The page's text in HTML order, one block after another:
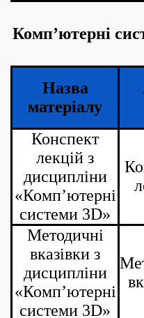
Комп’ютерні
Назва
матеріалу
Конспект
лекцій з
дисципліни
«Комп’ютерні
системи 3D»
Методичні
вказівки з
дисципліни
«Комп’ютерні
системи 3D»